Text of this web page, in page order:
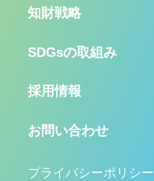
知財戦略
SDGsの取組み
採用情報
お問い合わせ
プライバシーポリシー